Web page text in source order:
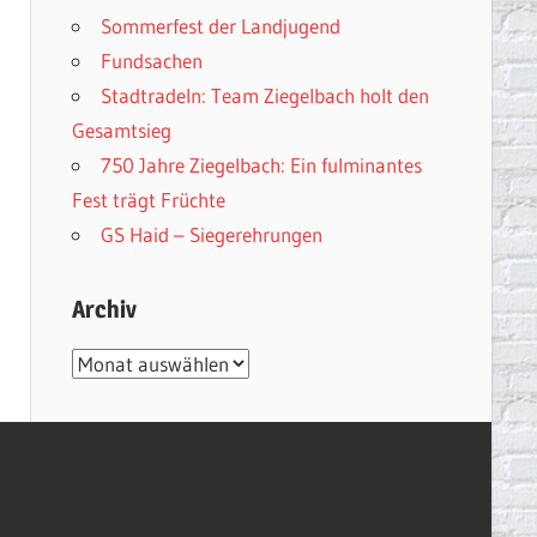
Sommerfest der Landjugend
Fundsachen
Stadtradeln: Team Ziegelbach holt den
Gesamtsieg
750 Jahre Ziegelbach: Ein fulminantes
Fest trägt Früchte
GS Haid – Siegerehrungen
Archiv
Archiv